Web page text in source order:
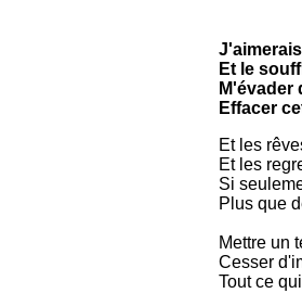
Et le
M'évader
Effacer
Et les
Et les
Si
Plus que
Mettre un
Cesser
Tout ce